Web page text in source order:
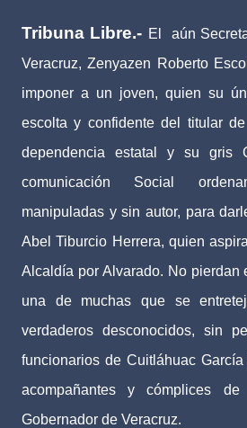
Tribuna Libre.- El
aún
Veracruz, Zenyazen Roberto
imponer a un joven, quien su
escolta y confidente del titular
dependencia estatal y su gris
comunicación Social
manipuladas y sin autor, para
Abel Tiburcio Herrera, quien aspira
Alcaldía por Alvarado. No pierdan
una de muchas que se
verdaderos desconocidos, sin
funcionarios de Cuitláhuac
acompañantes y cómplices
Gobernador de Veracruz.